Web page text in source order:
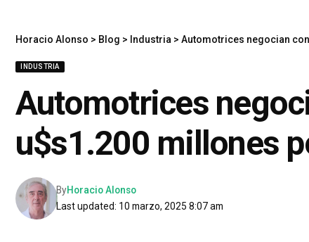
Horacio Alonso > Blog > Industria > Automotrices negocian
INDUSTRIA
Automotrices
u$s1.200 millones
Last updated: 10 marzo, 2025 8:07 am
ByHoracio Alonso